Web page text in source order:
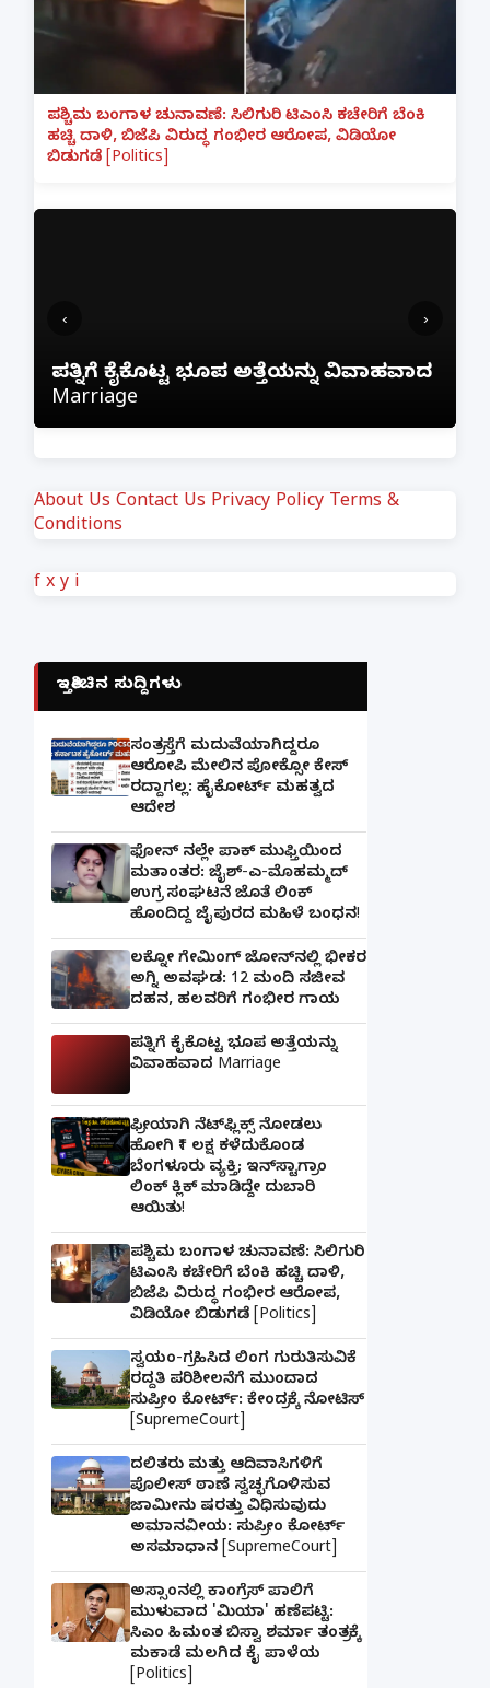
ಪಶ್ಚಿಮ ಬಂಗಾಳ ಚುನಾವಣೆ: ಸಿಲಿಗುರಿ ಟಿಎಂಸಿ ಕಚೇರಿಗೆ ಬೆಂಕಿ
ಹಚ್ಚಿ ದಾಳಿ, ಬಿಜೆಪಿ ವಿರುದ್ಧ ಗಂಭೀರ ಆರೋಪ, ವಿಡಿಯೋ
ಬಿಡುಗಡೆ [Politics]
ಕಳೆದುಕೊಂಡ ಬೆಂಗಳೂರು ವ್ಯಕ್ತಿ; ಇನ್‌ಸ್ಟಾಗ್ರಾಂ
ಲಿಂಕ್ ಕ್ಲಿಕ್ ಮಾಡಿದ್ದೇ ದುಬಾರಿ ಆಯಿತು!
‹ ›
About Us Contact Us Privacy Policy Terms &
Conditions
f x y i
ಇತ್ತೀಚಿನ ಸುದ್ದಿಗಳು
ಸಂತ್ರಸ್ತೆಗೆ ಮದುವೆಯಾಗಿದ್ದರೂ
ಆರೋಪಿ ಮೇಲಿನ ಪೋಕ್ಸೋ ಕೇಸ್
ರದ್ದಾಗಲ್ಲ: ಹೈಕೋರ್ಟ್ ಮಹತ್ವದ
ಆದೇಶ
ಫೋನ್ ನಲ್ಲೇ ಪಾಕ್ ಮುಫ್ತಿಯಿಂದ
ಮತಾಂತರ: ಜೈಶ್-ಎ-ಮೊಹಮ್ಮದ್
ಉಗ್ರ ಸಂಘಟನೆ ಜೊತೆ ಲಿಂಕ್
ಹೊಂದಿದ್ದ ಜೈಪುರದ ಮಹಿಳೆ ಬಂಧನ!
ಲಕ್ನೋ ಗೇಮಿಂಗ್ ಜೋನ್‌ನಲ್ಲಿ ಭೀಕರ
ಅಗ್ನಿ ಅವಘಡ: 12 ಮಂದಿ ಸಜೀವ
ದಹನ, ಹಲವರಿಗೆ ಗಂಭೀರ ಗಾಯ
ಪತ್ನಿಗೆ ಕೈಕೊಟ್ಟ ಭೂಪ ಅತ್ತೆಯನ್ನು
ವಿವಾಹವಾದ Marriage
ಫ್ರೀಯಾಗಿ ನೆಟ್‌ಫ್ಲಿಕ್ಸ್ ನೋಡಲು
ಹೋಗಿ ₹1 ಲಕ್ಷ ಕಳೆದುಕೊಂಡ
ಬೆಂಗಳೂರು ವ್ಯಕ್ತಿ; ಇನ್‌ಸ್ಟಾಗ್ರಾಂ
ಲಿಂಕ್ ಕ್ಲಿಕ್ ಮಾಡಿದ್ದೇ ದುಬಾರಿ
ಆಯಿತು!
ಪಶ್ಚಿಮ ಬಂಗಾಳ ಚುನಾವಣೆ: ಸಿಲಿಗುರಿ
ಟಿಎಂಸಿ ಕಚೇರಿಗೆ ಬೆಂಕಿ ಹಚ್ಚಿ ದಾಳಿ,
ಬಿಜೆಪಿ ವಿರುದ್ಧ ಗಂಭೀರ ಆರೋಪ,
ವಿಡಿಯೋ ಬಿಡುಗಡೆ [Politics]
ಸ್ವಯಂ-ಗ್ರಹಿಸಿದ ಲಿಂಗ ಗುರುತಿಸುವಿಕೆ
ರದ್ದತಿ ಪರಿಶೀಲನೆಗೆ ಮುಂದಾದ
ಸುಪ್ರೀಂ ಕೋರ್ಟ್: ಕೇಂದ್ರಕ್ಕೆ ನೋಟಿಸ್
[SupremeCourt]
ದಲಿತರು ಮತ್ತು ಆದಿವಾಸಿಗಳಿಗೆ
ಪೊಲೀಸ್ ಠಾಣೆ ಸ್ವಚ್ಛಗೊಳಿಸುವ
ಜಾಮೀನು ಷರತ್ತು ವಿಧಿಸುವುದು
ಅಮಾನವೀಯ: ಸುಪ್ರೀಂ ಕೋರ್ಟ್
ಅಸಮಾಧಾನ [SupremeCourt]
ಅಸ್ಸಾಂನಲ್ಲಿ ಕಾಂಗ್ರೆಸ್ ಪಾಲಿಗೆ
ಮುಳುವಾದ 'ಮಿಯಾ' ಹಣೆಪಟ್ಟಿ:
ಸಿಎಂ ಹಿಮಂತ ಬಿಸ್ವಾ ಶರ್ಮಾ ತಂತ್ರಕ್ಕೆ
ಮಕಾಡೆ ಮಲಗಿದ ಕೈ ಪಾಳೆಯ
[Politics]